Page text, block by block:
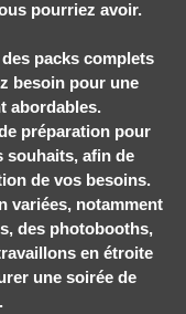
pourriez avoir.
packs complets
besoin pour une
abordables.
préparation pour
souhaits, afin de
de vos besoins.
variées, notamment
des photobooths,
en étroite
une soirée de